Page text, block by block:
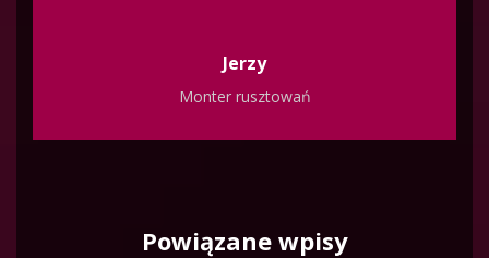
Jerzy
Monter rusztowań
Powiązane wpisy